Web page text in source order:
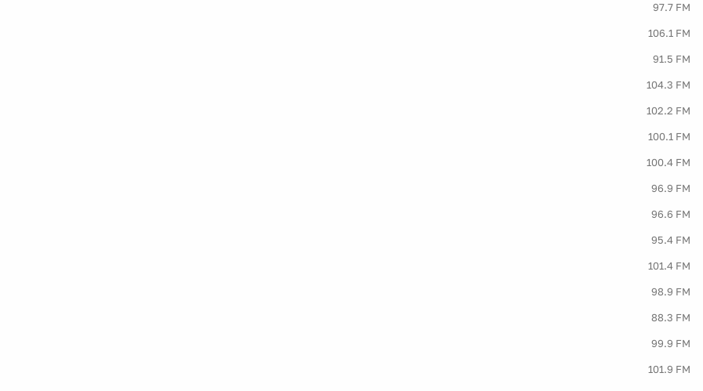
97.7 FM
106.1 FM
91.5 FM
104.3 FM
102.2 FM
100.1 FM
100.4 FM
96.9 FM
96.6 FM
95.4 FM
101.4 FM
98.9 FM
88.3 FM
99.9 FM
101.9 FM